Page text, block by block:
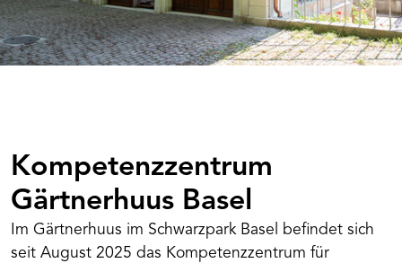
Kompetenzzentrum
Gärtnerhuus Basel
Im Gärtnerhuus im Schwarzpark Basel befindet sich
seit August 2025 das Kompetenzzentrum für